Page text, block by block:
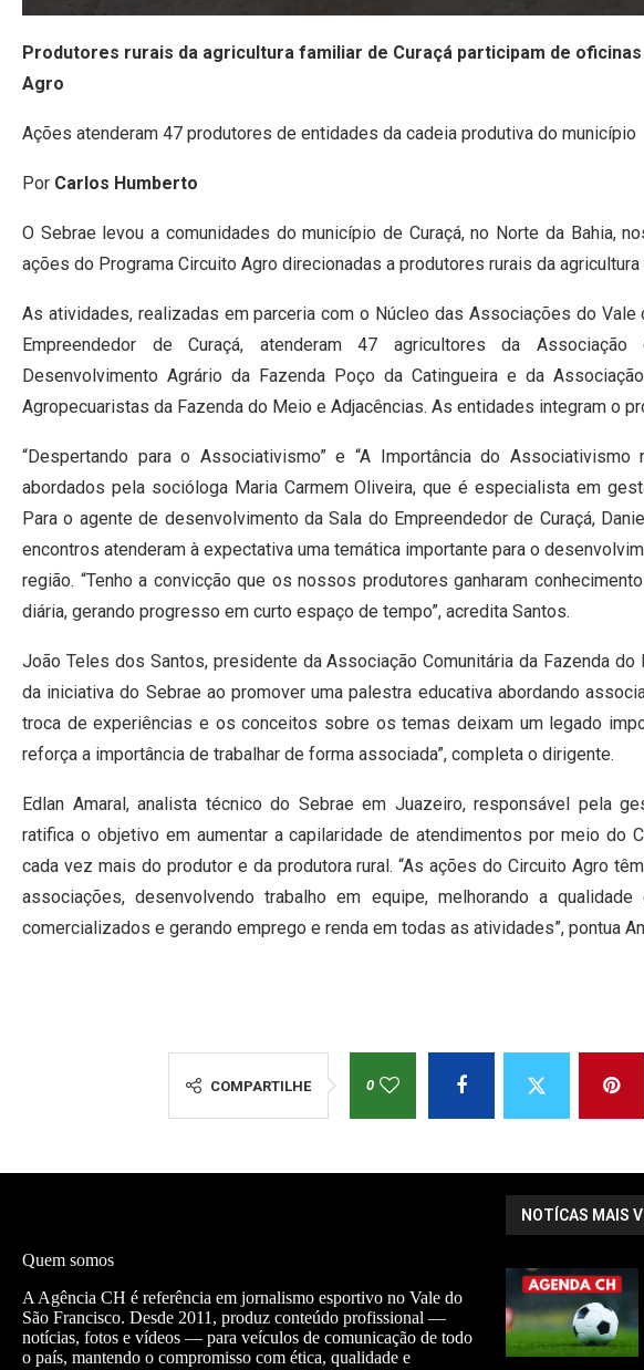
Produtores rurais da agricultura familiar de Curaçá participam de
Agro
Ações atenderam 47 produtores de entidades da cadeia produtiva do município
Por Carlos Humberto
O Sebrae levou a comunidades do município de Curaçá, no Norte da Bahia,
ações do Programa Circuito Agro direcionadas a produtores rurais da agricultura
As atividades, realizadas em parceria com o Núcleo das Associações do Vale
Empreendedor de Curaçá, atenderam 47 agricultores da
Desenvolvimento Agrário da Fazenda Poço da Catingueira e da
Agropecuaristas da Fazenda do Meio e Adjacências. As entidades integram o
“Despertando para o Associativismo” e “A Importância do
abordados pela socióloga Maria Carmem Oliveira, que é especialista em
Para o agente de desenvolvimento da Sala do Empreendedor de Curaçá,
encontros atenderam à expectativa uma temática importante para o
região. “Tenho a convicção que os nossos produtores ganharam
diária, gerando progresso em curto espaço de tempo”, acredita Santos.
João Teles dos Santos, presidente da Associação Comunitária da Fazenda
da iniciativa do Sebrae ao promover uma palestra educativa abordando
troca de experiências e os conceitos sobre os temas deixam um legado
reforça a importância de trabalhar de forma associada”, completa o dirigente.
Edlan Amaral, analista técnico do Sebrae em Juazeiro, responsável pela
ratifica o objetivo em aumentar a capilaridade de atendimentos por meio do
cada vez mais do produtor e da produtora rural. “As ações do Circuito Agro
associações, desenvolvendo trabalho em equipe, melhorando a
comercializados e gerando emprego e renda em todas as atividades”, pontua
COMPARTILHE 0
Quem somos
A Agência CH é referência em jornalismo esportivo no Vale do
São Francisco. Desde 2011, produz conteúdo profissional —
notícias, fotos e vídeos — para veículos de comunicação de todo
o país, mantendo o compromisso com ética, qualidade e
NOTÍCAS MAIS